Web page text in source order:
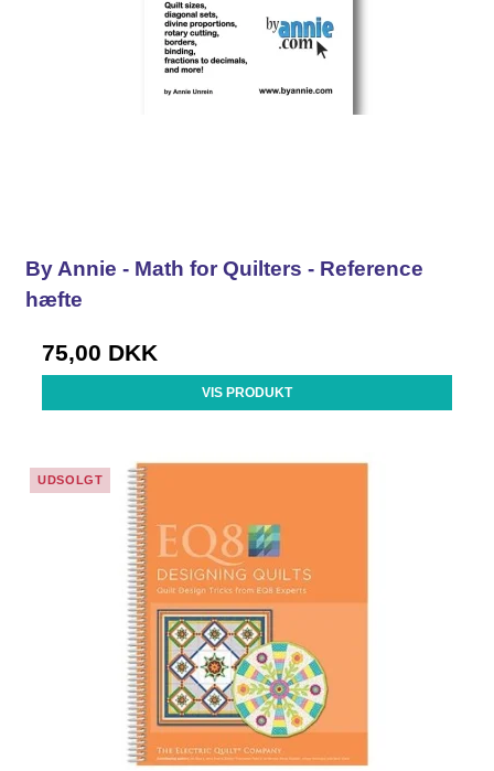
By Annie - Math for Quilters - Reference
hæfte
75,00 DKK
VIS PRODUKT
UDSOLGT